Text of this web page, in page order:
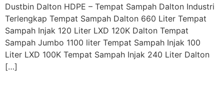
Dustbin Dalton HDPE – Tempat Sampah Dalton Industri
Terlengkap Tempat Sampah Dalton 660 Liter Tempat
Sampah Injak 120 Liter LXD 120K Dalton Tempat
Sampah Jumbo 1100 liter Tempat Sampah Injak 100
Liter LXD 100K Tempat Sampah Injak 240 Liter Dalton
[…]